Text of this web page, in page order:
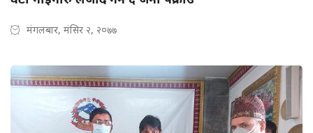
मंगलबार, मंसिर २, २०७७